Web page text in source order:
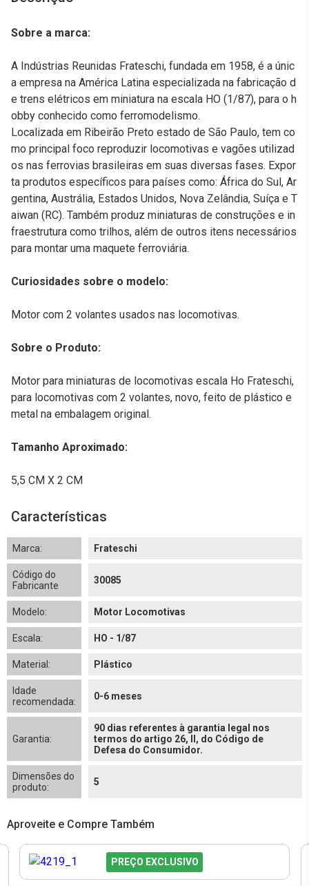
Sobre a marca:
A Indústrias Reunidas Frateschi, fundada em 1958, é a únic
a empresa na América Latina especializada na fabricação d
e trens elétricos em miniatura na escala HO (1/87), para o h
obby conhecido como ferromodelismo.
Localizada em Ribeirão Preto estado de São Paulo, tem co
mo principal foco reproduzir locomotivas e vagões utilizad
os nas ferrovias brasileiras em suas diversas fases. Expor
ta produtos específicos para países como: África do Sul, Ar
gentina, Austrália, Estados Unidos, Nova Zelândia, Suíça e T
aiwan (RC). Também produz miniaturas de construções e in
fraestrutura como trilhos, além de outros itens necessários
para montar uma maquete ferroviária.
Curiosidades sobre o modelo:
Motor com 2 volantes usados nas locomotivas.
Sobre o Produto:
Motor para miniaturas de locomotivas escala Ho Frateschi,
para locomotivas com 2 volantes, novo, feito de plástico e
metal na embalagem original.
Tamanho Aproximado:
5,5 CM X 2 CM
Características
Marca: Frateschi
Código do
Fabricante
30085
Modelo: Motor Locomotivas
Escala: HO - 1/87
Material: Plástico
Idade
recomendada:
0-6 meses
Garantia:
90 dias referentes à garantia legal nos
termos do artigo 26, II, do Código de
Defesa do Consumidor.
Dimensões do
produto:
5
Aproveite e Compre Também
PREÇO EXCLUSIVO